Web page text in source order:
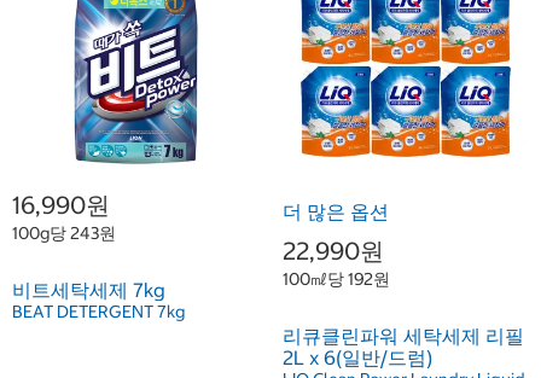
16,990원
100g당 243원
비트세탁세제 7kg
BEAT DETERGENT 7kg
더 많은 옵션
22,990원
100㎖당 192원
리큐클린파워 세탁세제 리필
2L x 6(일반/드럼)